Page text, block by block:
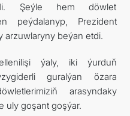
Şeýle hem döwlet
peýdalanyp, Prezident
arzuwlaryny beýan etdi.
ýaly, iki ýurduň
guralýan özara
arasyndaky
uly goşant goşýar.